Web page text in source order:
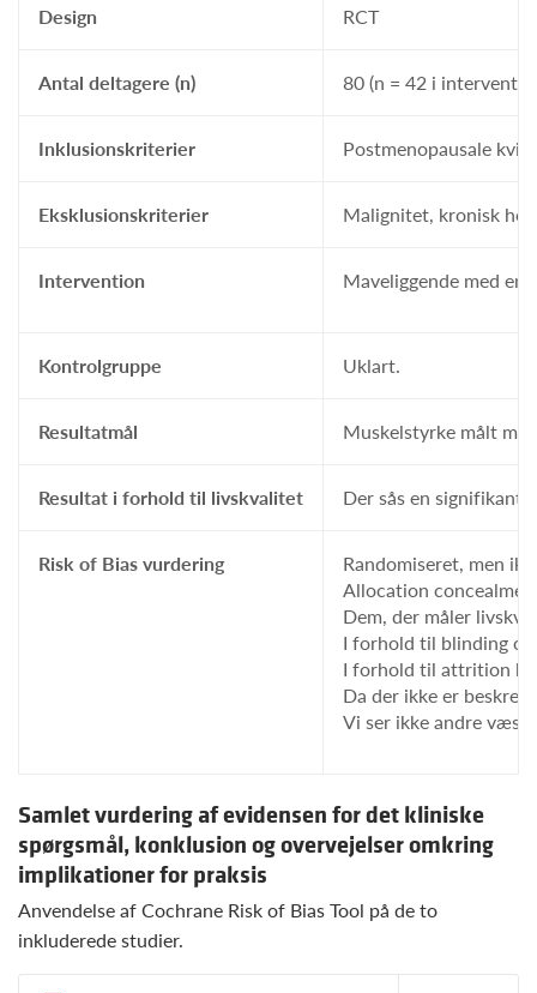
Design RCT
Antal deltagere (n) 80 (n = 42 i
Inklusionskriterier Postmenopausale
Eksklusionskriterier Malignitet, kronisk
Intervention Maveliggende med
Kontrolgruppe Uklart.
Resultatmål Muskelstyrke målt
Resultat i forhold til livskvalitet Der sås en signifikant
Risk of Bias vurdering
Randomiseret, men
Allocation
Dem, der måler
I forhold til blinding of
I forhold til attrition
Da der ikke er
Vi ser ikke andre
Samlet vurdering af evidensen for det kliniske
spørgsmål, konklusion og overvejelser omkring
implikationer for praksis
Anvendelse af Cochrane Risk of Bias Tool på de to
inkluderede studier.